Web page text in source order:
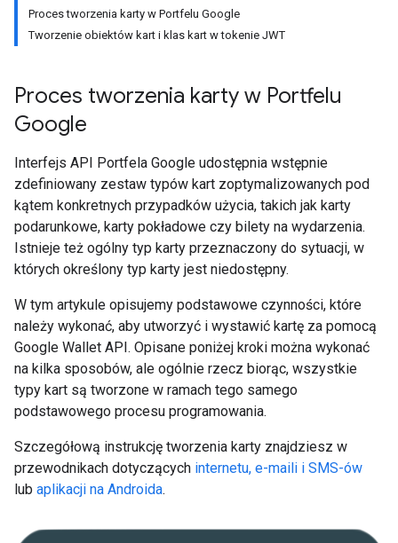
Proces tworzenia karty w Portfelu Google
Tworzenie obiektów kart i klas kart w tokenie JWT
Proces tworzenia karty w Portfelu
Google
Interfejs API Portfela Google udostępnia wstępnie
zdefiniowany zestaw typów kart zoptymalizowanych pod
kątem konkretnych przypadków użycia, takich jak karty
podarunkowe, karty pokładowe czy bilety na wydarzenia.
Istnieje też ogólny typ karty przeznaczony do sytuacji, w
których określony typ karty jest niedostępny.
W tym artykule opisujemy podstawowe czynności, które
należy wykonać, aby utworzyć i wystawić kartę za pomocą
Google Wallet API. Opisane poniżej kroki można wykonać
na kilka sposobów, ale ogólnie rzecz biorąc, wszystkie
typy kart są tworzone w ramach tego samego
podstawowego procesu programowania.
Szczegółową instrukcję tworzenia karty znajdziesz w
przewodnikach dotyczących internetu, e-maili i SMS-ów
lub aplikacji na Androida.